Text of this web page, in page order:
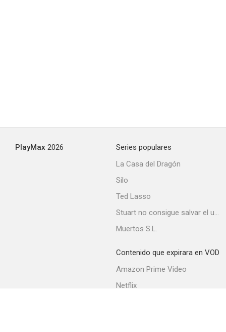
PlayMax 2026
Series populares
La Casa del Dragón
Silo
Ted Lasso
Stuart no consigue salvar el universo
Muertos S.L.
Contenido que expirara en VOD
Amazon Prime Video
Netflix